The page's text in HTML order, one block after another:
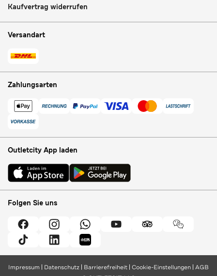
Kaufvertrag widerrufen
Versandart
Zahlungsarten
Outletcity App laden
Folgen Sie uns
Impressum Datenschutz Barrierefreiheit Cookie-Einstellungen AGB